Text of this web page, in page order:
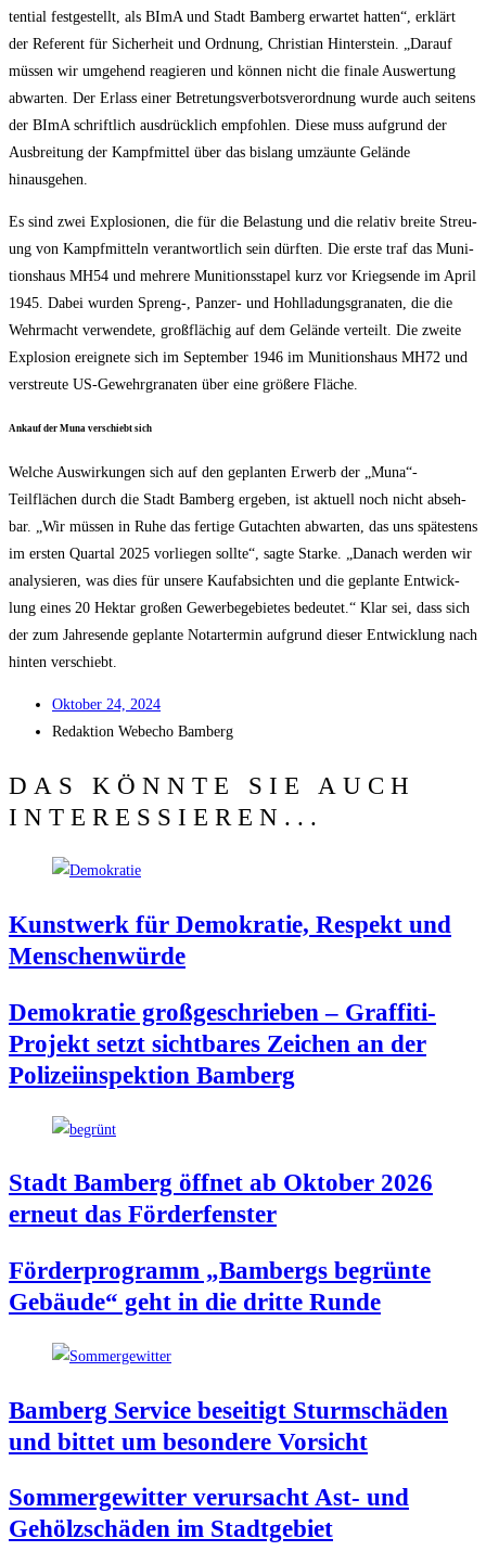
ten­ti­al fest­ge­stellt, als BImA und Stadt Bam­berg erwar­tet hat­ten“, erklärt
der Refe­rent für Sicher­heit und Ord­nung, Chris­ti­an Hin­ter­stein. „Dar­auf
müs­sen wir umge­hend reagie­ren und kön­nen nicht die fina­le Aus­wer­tung
abwar­ten. Der Erlass einer Betre­tungs­ver­bots­ver­ord­nung wur­de auch sei­tens
der BImA schrift­lich aus­drück­lich emp­foh­len. Die­se muss auf­grund der
Aus­brei­tung der Kampf­mit­tel über das bis­lang umzäun­te Gelän­de
hinausgehen.
Es sind zwei Explo­sio­nen, die für die Belas­tung und die rela­tiv brei­te Streu­
ung von Kampf­mit­teln ver­ant­wort­lich sein dürf­ten. Die ers­te traf das Muni­
ti­ons­haus MH54 und meh­re­re Muni­ti­ons­sta­pel kurz vor Kriegs­en­de im April
1945. Dabei wur­den Spreng‑, Pan­zer- und Hohl­la­dungs­gra­na­ten, die die
Wehr­macht ver­wen­de­te, groß­flä­chig auf dem Gelän­de ver­teilt. Die zwei­te
Explo­si­on ereig­ne­te sich im Sep­tem­ber 1946 im Muni­ti­ons­haus MH72 und
ver­streu­te US-Gewehr­gra­na­ten über eine grö­ße­re Fläche.
Ankauf der Muna ver­schiebt sich
Wel­che Aus­wir­kun­gen sich auf den geplan­ten Erwerb der „Muna“-
Teilflächen durch die Stadt Bam­berg erge­ben, ist aktu­ell noch nicht abseh­
bar. „Wir müs­sen in Ruhe das fer­ti­ge Gut­ach­ten abwar­ten, das uns spä­tes­tens
im ers­ten Quar­tal 2025 vor­lie­gen soll­te“, sag­te Star­ke. „Danach wer­den wir
ana­ly­sie­ren, was dies für unse­re Kauf­ab­sich­ten und die geplan­te Ent­wick­
lung eines 20 Hekt­ar gro­ßen Gewer­be­ge­bie­tes bedeu­tet.“ Klar sei, dass sich
der zum Jah­res­en­de geplan­te Notar­ter­min auf­grund die­ser Ent­wick­lung nach
hin­ten verschiebt.
Okto­ber 24, 2024
Redak­ti­on Web­echo Bamberg
DAS KÖNNTE SIE AUCH
INTERESSIEREN...
Kunst­werk für Demo­kra­tie, Respekt und
Menschenwürde
Demo­kra­tie groß­ge­schrie­ben – Graf­fi­ti-
Pro­jekt setzt sicht­ba­res Zei­chen an der
Poli­zei­in­spek­ti­on Bamberg
Stadt Bam­berg öff­net ab Okto­ber 2026
erneut das Förderfenster
För­der­pro­gramm „Bam­bergs begrün­te
Gebäu­de“ geht in die drit­te Runde
Bam­berg Ser­vice besei­tigt Sturm­schä­den
und bit­tet um beson­de­re Vorsicht
Som­mer­ge­wit­ter ver­ur­sacht Ast- und
Gehölz­schä­den im Stadtgebiet